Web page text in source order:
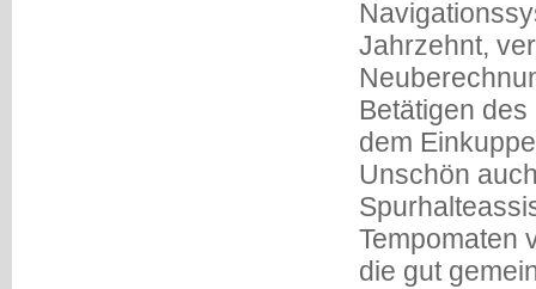
Jahrzehnt,
Betätigen
dem
Unschön
Tempomaten
die gut